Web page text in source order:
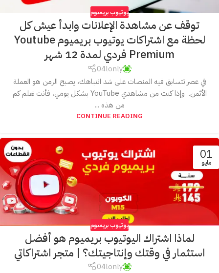
يوتيوب بريميوم
توقف عن مشاهدة الإعلانات وابدأ عيش كل
لحظة مع اشتراكات يوتيوب بريميوم Youtube
Premium فردي لمدة 12 شهر
04lonly
في عصر تتسابق فيه المنصات على شد انتباهك، يصبح الزمن هو العملة
الأثمن. وإذا كنت من مشاهدي YouTube بشكل يومي، فأنت تعلم كم
من هذه ...
CONTINUE READING
01
مايو
يوتيوب بريميوم
لماذا اشتراك اليوتيوب بريميوم هو أفضل
استثمار في وقتك وإنتاجيتك؟ | متجر اشتراكاتي
04lonly